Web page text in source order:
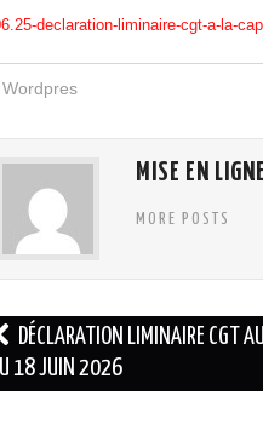
declaration-liminaire-cgt-a-la-
Wordpres
MISE EN LIGNE
MORE POSTS
DÉCLARATION LIMINAIRE CGT
18 JUIN 2026